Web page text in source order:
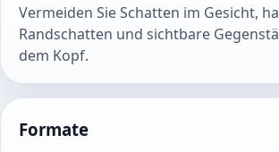
Vermeiden Sie Schatten im Gesicht,
Randschatten und sichtbare
dem Kopf.
Formate